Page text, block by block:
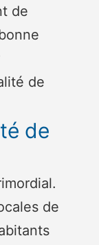
de
de
de
de